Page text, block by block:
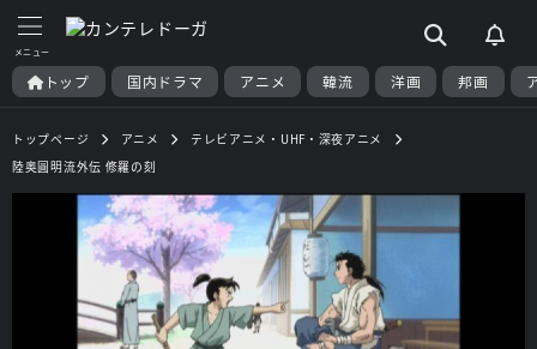
トップ 国内ドラマ アニメ 韓流 洋画 邦画
トップページ アニメ
テレビアニメ・UHF・深夜アニメ
陸奥圓明流外伝 修羅の刻